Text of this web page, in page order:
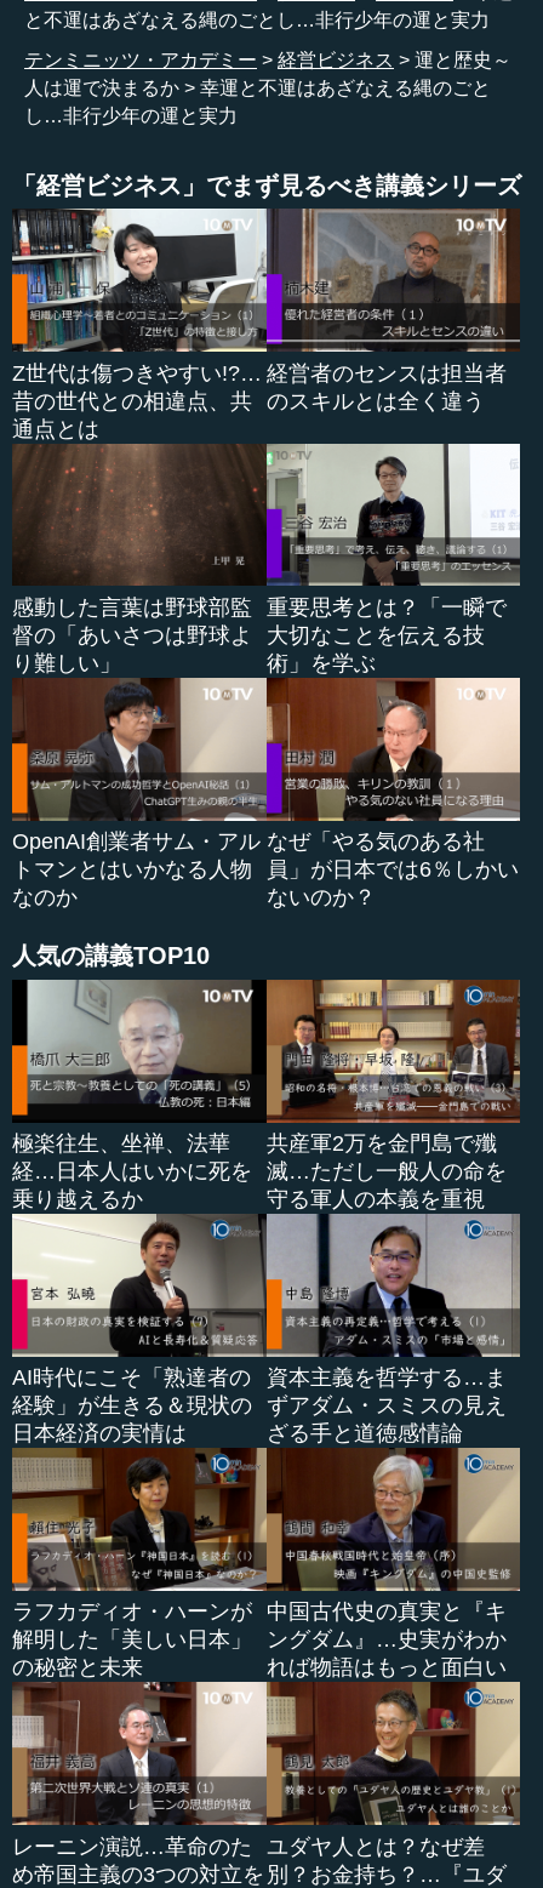
で、人に会えば「メシを食わないか」と言って、とにかく
人に奢るのが趣味だったという。そういうことが幸いした
人間がいた。
この太っ腹だけが取り柄だという非行少年、アブー・ア
して、彼はすこぶる幸運なめぐりあわせのおかげで、実力
が追いつかない（実力がない）といってもいいのに、幸運
には恵まれた人生をスタートさせたのです。
人に飯を食わせようという自分の楽しみから、彼はいわ
ば幸運を引いた。幸運を引いている人間はそのうちに仕事
もしていきますし、力もついてくる。いろいろな仕事もで
きるようになる。彼は宰相（総理大臣）までなる人間で
す。アッバース朝という王朝です。
アッバース朝という王朝をお聞きになったことあります
か。高校世界史に必ず出てきます。ウマイヤ朝、アッバー
ス朝、ファーティマ朝、マムルーク朝などたくさん習って
いるはずで、世界史の中でこれが分からないとやや困りま
と不運はあざなえる縄のごとし…非行少年の運と実力
テンミニッツ・アカデミー
経営ビジネス
運と歴史～
人は運で決まるか
幸運と不運はあざなえる縄のごと
し…非行少年の運と実力
「経営ビジネス」でまず見るべき講義シリーズ
Z世代は傷つきやすい!?…
昔の世代との相違点、共
通点とは
経営者のセンスは担当者
のスキルとは全く違う
感動した言葉は野球部監
督の「あいさつは野球よ
り難しい」
重要思考とは？「一瞬で
大切なことを伝える技
術」を学ぶ
OpenAI創業者サム・アル
トマンとはいかなる人物
なのか
なぜ「やる気のある社
員」が日本では6％しかい
ないのか？
人気の講義TOP10
極楽往生、坐禅、法華
経…日本人はいかに死を
乗り越えるか
共産軍2万を金門島で殲
滅…ただし一般人の命を
守る軍人の本義を重視
AI時代にこそ「熟達者の
経験」が生きる＆現状の
日本経済の実情は
資本主義を哲学する…ま
ずアダム・スミスの見え
ざる手と道徳感情論
ラフカディオ・ハーンが
解明した「美しい日本」
の秘密と未来
中国古代史の真実と『キ
ングダム』…史実がわか
れば物語はもっと面白い
レーニン演説…革命のた
め帝国主義の3つの対立を
ユダヤ人とは？なぜ差
別？お金持ち？…『ユダ